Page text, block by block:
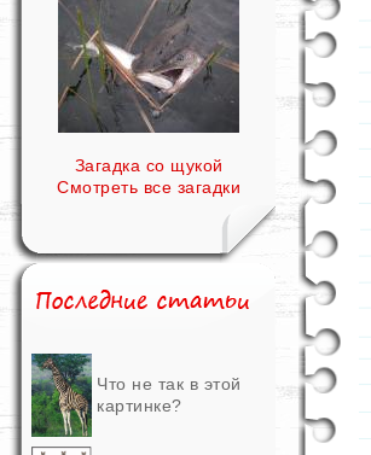
Загадка со щукой
Смотреть все загадки
Что не так в этой
картинке?